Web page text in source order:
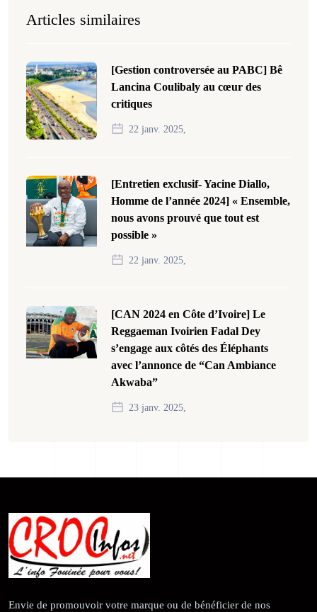
Articles similaires
[Gestion controversée au PABC] Bê
Lancina Coulibaly au cœur des
critiques
22 janv. 2025,
[Entretien exclusif- Yacine Diallo,
Homme de l’année 2024] « Ensemble,
nous avons prouvé que tout est
possible »
22 janv. 2025,
[CAN 2024 en Côte d’Ivoire] Le
Reggaeman Ivoirien Fadal Dey
s’engage aux côtés des Éléphants
avec l’annonce de “Can Ambiance
Akwaba”
23 janv. 2025,
Envie de promouvoir votre marque ou de bénéficier de nos